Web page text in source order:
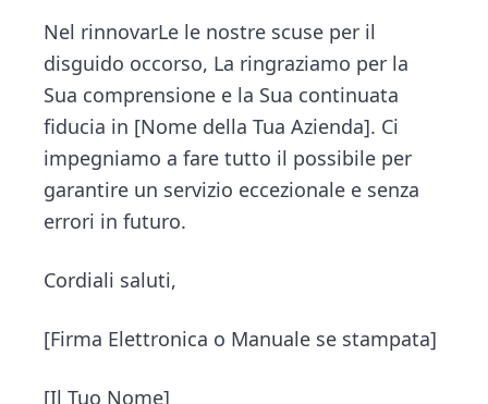
Nel rinnovarLe le nostre scuse per il
disguido occorso, La ringraziamo per la
Sua comprensione e la Sua continuata
fiducia in [Nome della Tua Azienda]. Ci
impegniamo a fare tutto il possibile per
garantire un servizio eccezionale e senza
errori in futuro.
Cordiali saluti,
[Firma Elettronica o Manuale se stampata]
[Il Tuo Nome]